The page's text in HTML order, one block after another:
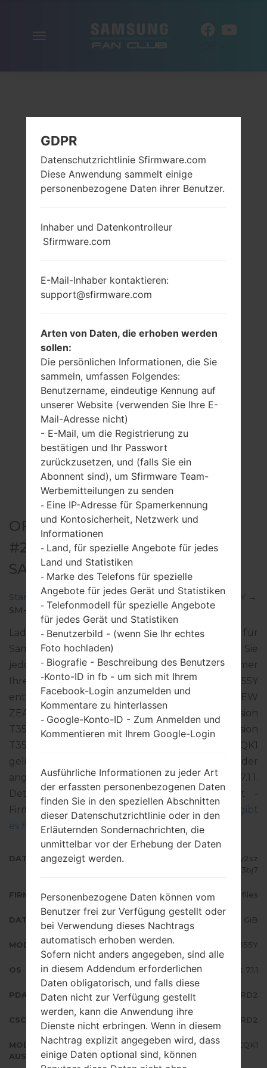
OFFIZIELLER FIRMWARE
#20331 FÜR SM-T355Y -
SAMSUNGGALAXY TAB A 8.0
Startseite →Galaxy Tab A 8.0 → SamsungSM-T355Y →
SM-T355Y_1_20180503104314_y2sz2l3bj7.zip
Laden Sie das neueste Firmware-Update für
Samsung Galaxy Tab A 8.0 herunter. Vergessen Sie
jedoch nicht zu überprüfen, ob die Modellnummer
Ihres Smartphones dem angegebenen SM-T355Y
entspricht. Der Firmware-Code XNZ ist für NEW
ZEALAND. Das Produkt wird mit der PDA-Version
T355YDOU1CRD2 und CSC-Version
T355YXNZ1CRD2, MODEM-Version T355YDOU1CQK1
geliefert. Die Betriebssystemversion der
angegebenen Firmware ist Android Nougat 7.1.1.
Detalierte Anleitung, wie man die Standart -
Firmware auf Samsung-Geräten geflascht wird,
gibt
es hier
DATEINAME
SM-T355Y_1_20180503104314_y2sz
2l3bj7
FIRMWARE TYP 4 files
DATEIGRÖSSE 1.52 GiB
MODELL Samsung SM-T355Y
OS Android Nougat 7.1.1
PDA/AP AUSFÜHRUNG T355YDOU1CRD2
CSC AUSFÜHRUNG T355YXNZ1CRD2
MODEM/CP
AUSFÜHRUNG
T355YDOU1CQK1
GDPR
Datenschutzrichtlinie Sfirmware.com
Diese Anwendung sammelt einige
personenbezogene Daten ihrer Benutzer.
Inhaber und Datenkontrolleur
Sfirmware.com
E-Mail-Inhaber kontaktieren:
support@sfirmware.com
Arten von Daten, die erhoben werden
sollen:
Die persönlichen Informationen, die Sie
sammeln, umfassen Folgendes:
Benutzername, eindeutige Kennung auf
unserer Website (verwenden Sie Ihre E-
Mail-Adresse nicht)
- E-Mail, um die Registrierung zu
bestätigen und Ihr Passwort
zurückzusetzen, und (falls Sie ein
Abonnent sind), um Sfirmware Team-
Werbemitteilungen zu senden
- Eine IP-Adresse für Spamerkennung
und Kontosicherheit, Netzwerk und
Informationen
- Land, für spezielle Angebote für jedes
Land und Statistiken
- Marke des Telefons für spezielle
Angebote für jedes Gerät und Statistiken
- Telefonmodell für spezielle Angebote
für jedes Gerät und Statistiken
- Benutzerbild - (wenn Sie Ihr echtes
Foto hochladen)
- Biografie - Beschreibung des Benutzers
-Konto-ID in fb - um sich mit Ihrem
Facebook-Login anzumelden und
Kommentare zu hinterlassen
- Google-Konto-ID - Zum Anmelden und
Kommentieren mit Ihrem Google-Login
Ausführliche Informationen zu jeder Art
der erfassten personenbezogenen Daten
finden Sie in den speziellen Abschnitten
dieser Datenschutzrichtlinie oder in den
Erläuternden Sondernachrichten, die
unmittelbar vor der Erhebung der Daten
angezeigt werden.
Personenbezogene Daten können vom
Benutzer frei zur Verfügung gestellt oder
bei Verwendung dieses Nachtrags
automatisch erhoben werden.
Sofern nicht anders angegeben, sind alle
in diesem Addendum erforderlichen
Daten obligatorisch, und falls diese
Daten nicht zur Verfügung gestellt
werden, kann die Anwendung ihre
Dienste nicht erbringen. Wenn in diesem
Nachtrag explizit angegeben wird, dass
einige Daten optional sind, können